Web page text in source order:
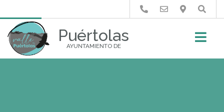
Puértolas
AYUNTAMIENTO DE
Buscar